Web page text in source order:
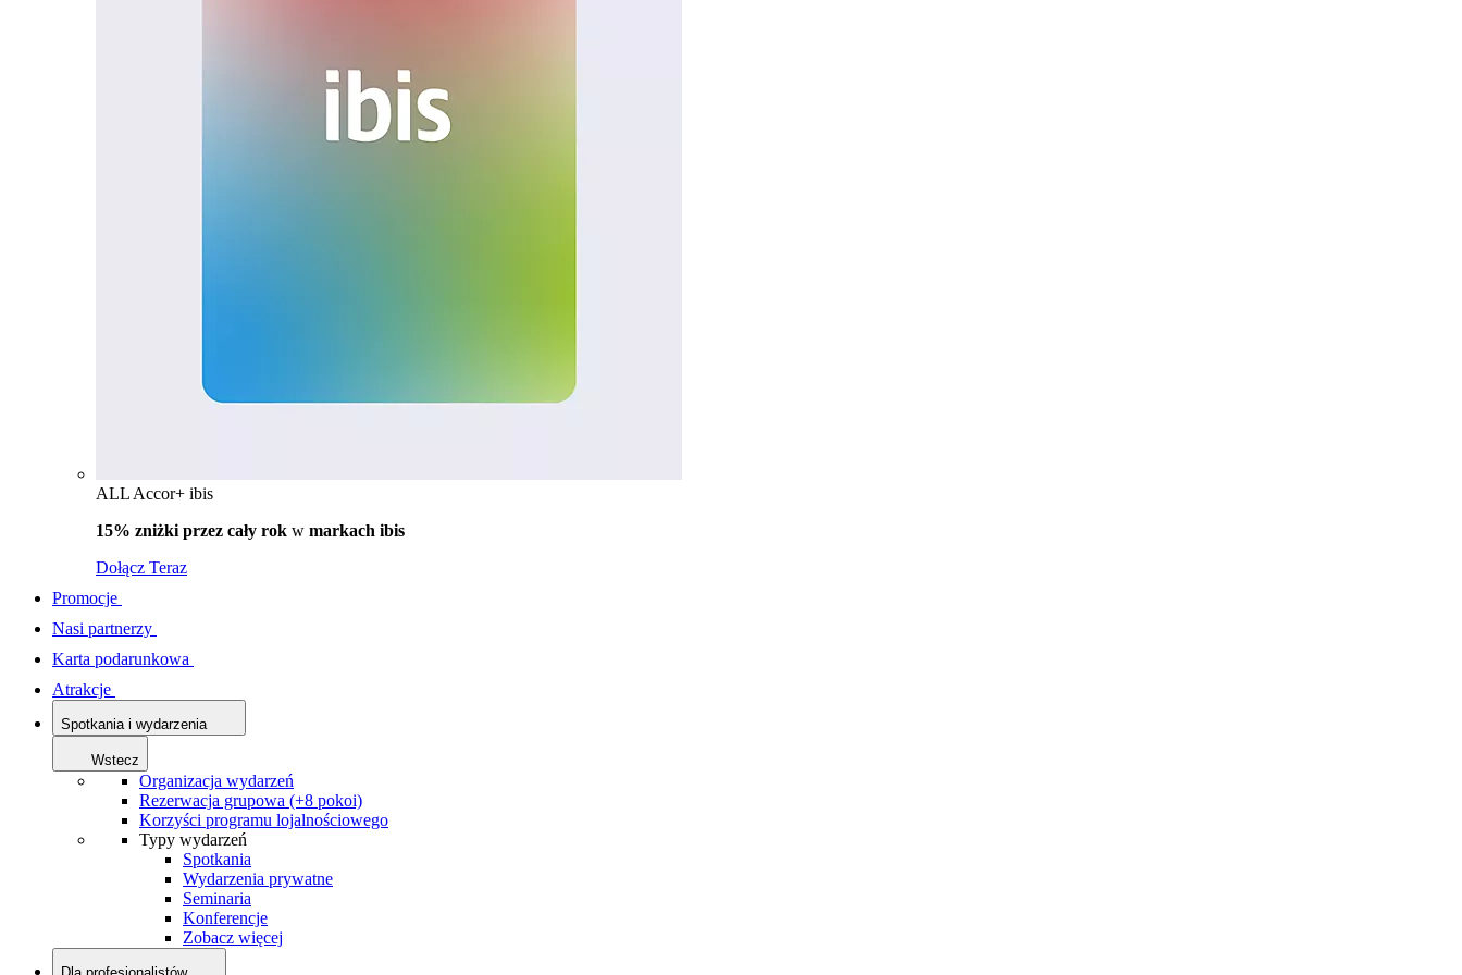
ALL Accor+ ibis
15% zniżki przez cały rok w markach ibis
Dołącz Teraz
Promocje
Nasi partnerzy
Karta podarunkowa
Atrakcje
Spotkania i wydarzenia
Wstecz
Organizacja wydarzeń
Rezerwacja grupowa (+8 pokoi)
Korzyści programu lojalnościowego
Typy wydarzeń
Spotkania
Wydarzenia prywatne
Seminaria
Konferencje
Zobacz więcej